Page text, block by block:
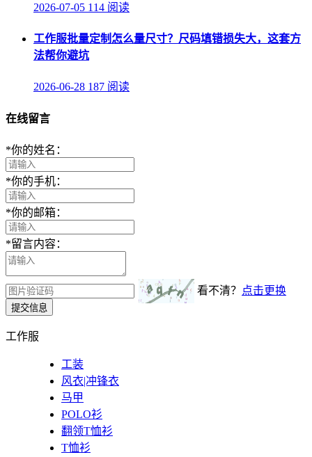
2026-07-05 114 阅读
工作服批量定制怎么量尺寸？尺码填错损失大，这套方
法帮你避坑
2026-06-28 187 阅读
在线留言
*你的姓名：
*你的手机：
*你的邮箱：
*留言内容：
看不清？ 点击更换
提交信息
工作服
工装
风衣|冲锋衣
马甲
POLO衫
翻领T恤衫
T恤衫